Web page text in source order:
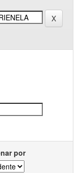
por